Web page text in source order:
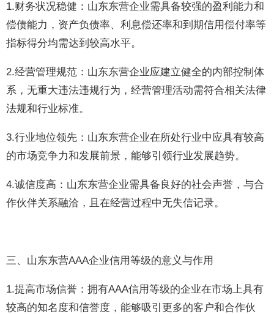
1.财务状况稳健：山东东营企业需具备较强的盈利能力和
偿债能力，资产负债率、利息偿还率和到期信用偿付率等
指标得分均需达到较高水平。
2.经营管理规范：山东东营企业应建立健全的内部控制体
系，无重大违法违规行为，经营管理活动需符合相关法律
法规和行业标准。
3.行业地位领先：山东东营企业在所处行业中应具有较高
的市场竞争力和发展前景，能够引领行业发展趋势。
4.诚信度高：山东东营企业需具备良好的社会声誉，与合
作伙伴关系融洽，且在经营过程中无失信记录。
三、山东东营AAA企业信用等级的意义与作用
1.提高市场信誉：拥有AAA信用等级的企业在市场上具有
较高的知名度和信誉度，能够吸引更多的客户和合作伙